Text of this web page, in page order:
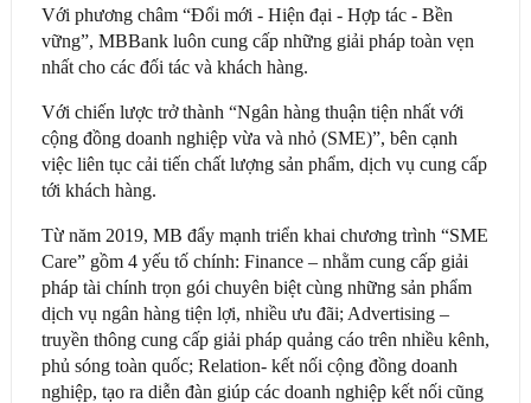
Với phương châm “Đổi mới - Hiện đại - Hợp tác - Bền
vững”, MBBank luôn cung cấp những giải pháp toàn vẹn
nhất cho các đối tác và khách hàng.
Với chiến lược trở thành “Ngân hàng thuận tiện nhất với
cộng đồng doanh nghiệp vừa và nhỏ (SME)”, bên cạnh
việc liên tục cải tiến chất lượng sản phẩm, dịch vụ cung cấp
tới khách hàng.
Từ năm 2019, MB đẩy mạnh triển khai chương trình “SME
Care” gồm 4 yếu tố chính: Finance – nhằm cung cấp giải
pháp tài chính trọn gói chuyên biệt cùng những sản phẩm
dịch vụ ngân hàng tiện lợi, nhiều ưu đãi; Advertising –
truyền thông cung cấp giải pháp quảng cáo trên nhiều kênh,
phủ sóng toàn quốc; Relation- kết nối cộng đồng doanh
nghiệp, tạo ra diễn đàn giúp các doanh nghiệp kết nối cũng